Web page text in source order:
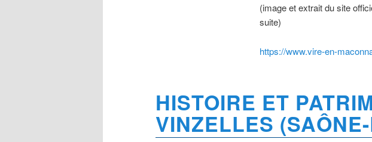
(image et extrait du site
suite)
https://www.vire-en-
HISTOIRE ET
VINZELLES